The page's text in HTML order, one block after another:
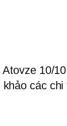
10/
các